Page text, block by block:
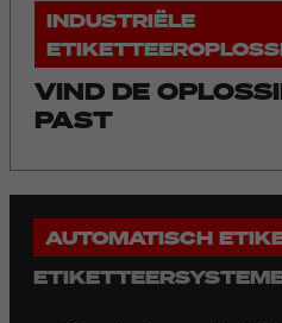
INDUSTRIËLE
VIND DE
PAST
AUTOMATISCH